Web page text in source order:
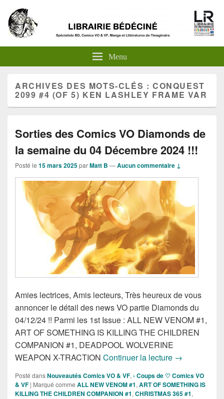
Menu
ARCHIVES DES MOTS-CLÉS :CONQUEST
2099 #4 (OF 5) KEN LASHLEY FRAME VAR
Sorties des Comics VO Diamonds de
la semaine du 04 Décembre 2024 !!!
Posté le 15 mars 2025parMatt B —Aucun commentaire ↓
Amies lectrices, Amis lecteurs, Très heureux de vous
annoncer le détail des news VO partie Diamonds du
04/12/24 !! Parmi les 1st Issue : ALL NEW VENOM #1,
ART OF SOMETHING IS KILLING THE CHILDREN
COMPANION #1, DEADPOOL WOLVERINE
WEAPON X-TRACTION Continuer la lecture Sorties des
→
Posté dansNouveautés Comics VO & VF, › Coups de ♡ Comics VO
& VF | Marqué comme ALL NEW VENOM #1, ART OF SOMETHING IS
KILLING THE CHILDREN COMPANION #1, CHRISTMAS 365 #1,